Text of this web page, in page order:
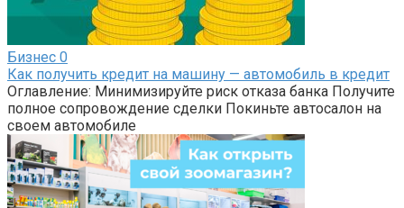
Бизнес 0
Как получить кредит на машину — автомобиль в кредит
Оглавление: Минимизируйте риск отказа банка Получите
полное сопровождение сделки Покиньте автосалон на
своем автомобиле